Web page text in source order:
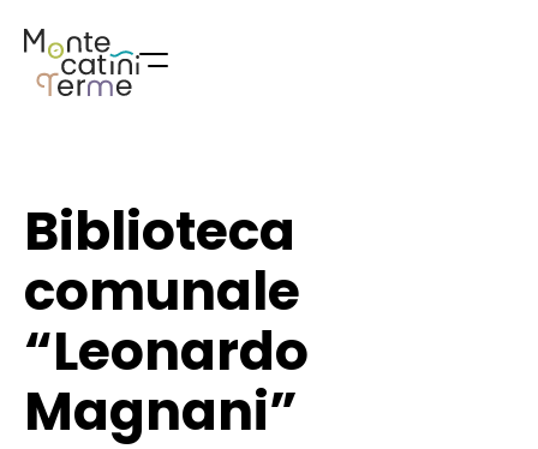
content
Biblioteca
comunale
“Leonardo
Magnani”